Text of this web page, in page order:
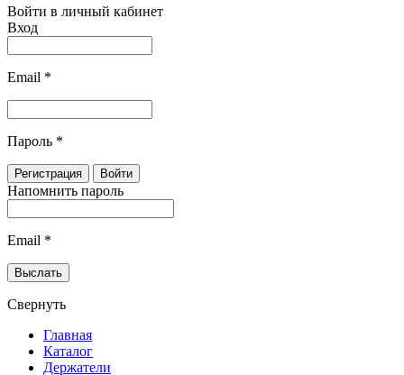
Войти в личный кабинет
Вход
Email *
Пароль *
Напомнить пароль
Email *
Свернуть
Главная
Каталог
Держатели